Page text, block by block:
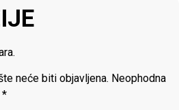
neće biti objavljena. Neophodna
*